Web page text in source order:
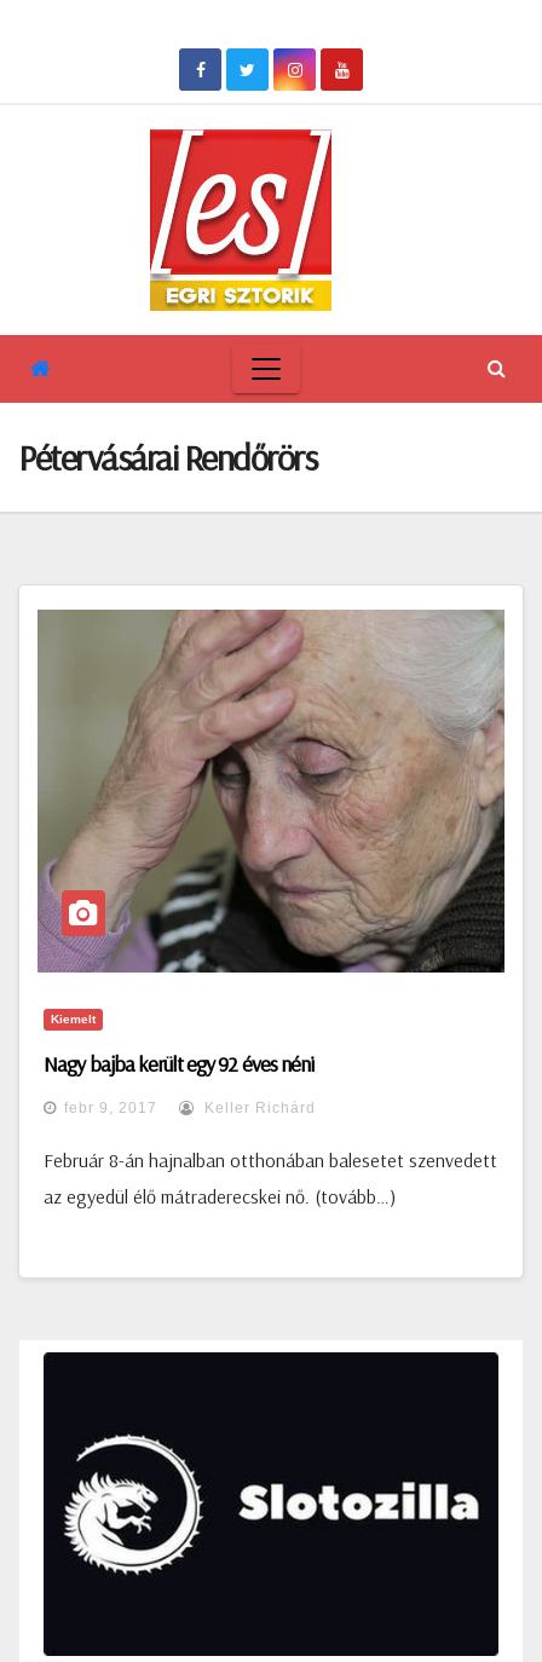
Pétervásárai Rendőrörs
Kiemelt
Nagy bajba került egy 92 éves néni
febr 9, 2017 Keller Richárd
Február 8-án hajnalban otthonában balesetet szenvedett
az egyedül élő mátraderecskei nő. (tovább…)